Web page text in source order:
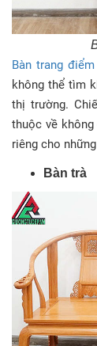
Bàn trang điểm
không thể tìm
thị trường.
thuộc về không
riêng cho
Bàn trà